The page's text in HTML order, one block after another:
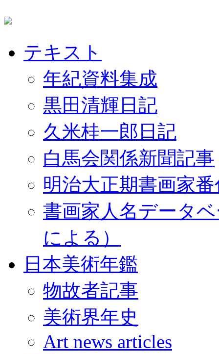
テキスト
年紀資料集成
黒田清輝日記
久米桂一郎日記
白馬会関係新聞記事
明治大正期書画家
書画家人名データ
による）
日本美術年鑑
物故者記事
美術界年史
Art news articles